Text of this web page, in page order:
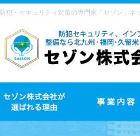
防犯・セキュリティ対策の専門家「セゾン」